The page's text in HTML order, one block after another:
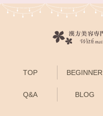
TOP BEGINNER
Q&A BLOG